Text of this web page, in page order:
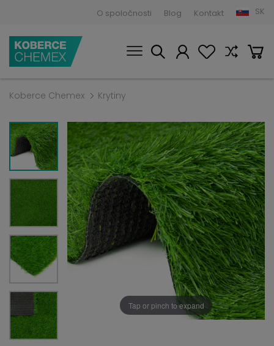
O spoločnosti Blog Kontakt SK
Koberce Chemex Krytiny
Tap or pinch to expand